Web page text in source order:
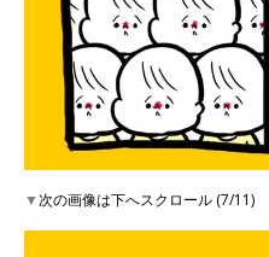
▼次の画像は下へスクロール (7/11)